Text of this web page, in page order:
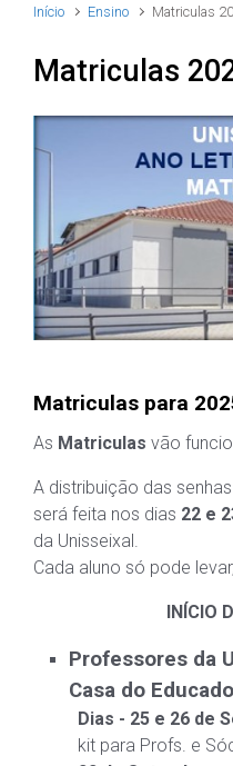
Início Ensino Matriculas
Matriculas
Matriculas para
As Matriculas vão
A distribuição das
será feita nos dias 22 e
da Unisseixal.
Cada aluno só pode levar,
INÍCIO
Professores da
Casa do
Dias - 25 e 26 de
kit para Profs. e